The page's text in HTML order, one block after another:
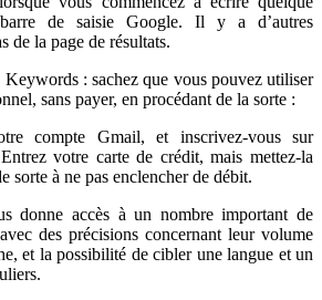
de saisie Google. Il y a d’autres
de la page de résultats.
: sachez que vous pouvez utiliser
sans payer, en procédant de la sorte :
compte Gmail, et inscrivez-vous sur
votre carte de crédit, mais mettez-la
sorte à ne pas enclencher de débit.
donne accès à un nombre important de
des précisions concernant leur volume
et la possibilité de cibler une langue et un